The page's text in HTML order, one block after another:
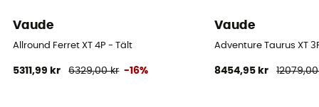
Vaude
Allround Ferret XT 4P - Tält
5311,99 kr 6329,00 kr -16%
Vaude
Adventure Taurus XT
8454,95 kr